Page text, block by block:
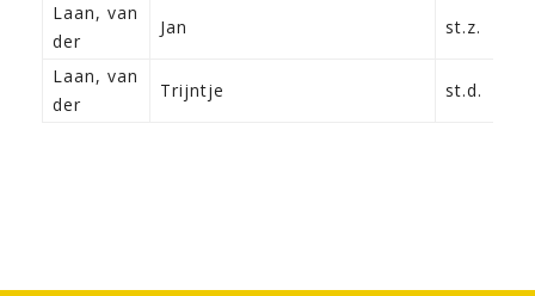
Laan, van
der
Jan st.z.
Laan, van
der
Trijntje st.d.